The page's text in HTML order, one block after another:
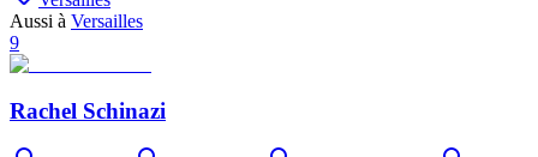
Aussi à Versailles
9
Rachel Schinazi